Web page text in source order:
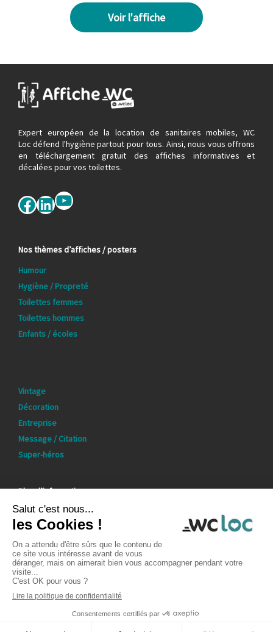
Voir l'affiche
Expert européen de la location de sanitaires mobiles, WC
Loc défend l'hygiène partout pour tous. Ainsi, nous vous offrons
en téléchargement gratuit des affiches informatives et
décalées pour vos toilettes.
Facebook
LinkedIn
YouTube
Nos thèmes d’affiches / posters
Humour
Hygiène / Propreté
Toilettes femmes
Toilettes hommes
Enfants / écoles
Vintage
Décoration
Entreprise
Message / Citation
Super-héros
Plus d’informations
Qui sommes-nous ?
Mentions légales
Politique de confidentialité
wcloc.com
Conditions générales d’achat
2026 © WC LOC - Tous droits réservés / Conception & réalisation
site web : Agence KaméléCom